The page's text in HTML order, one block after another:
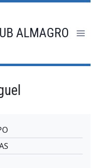
ALMAGRO